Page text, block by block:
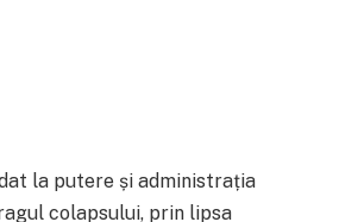
la putere și administrația
colapsului, prin lipsa